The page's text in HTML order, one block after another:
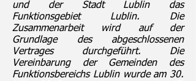
und der Stadt Lublin das
Funktionsgebiet Lublin. Die
Zusammenarbeit wird auf der
Grundlage des abgeschlossenen
Vertrages durchgeführt. Die
Vereinbarung der Gemeinden des
Funktionsbereichs Lublin wurde am 30.